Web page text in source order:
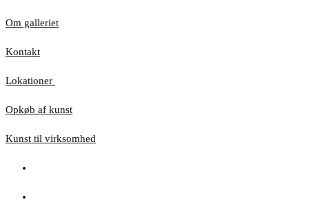
Om galleriet
Kontakt
Lokationer
Opkøb af kunst
Kunst til virksomhed